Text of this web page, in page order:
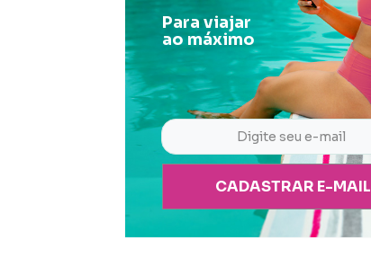
Para viajar
ao máximo
CADASTRAR E-MAIL